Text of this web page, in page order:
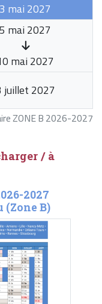
ZONE B 2026-2027
3 mai 2027
5 mai 2027
mai 2027
juillet 2027
/ à
2027
B)